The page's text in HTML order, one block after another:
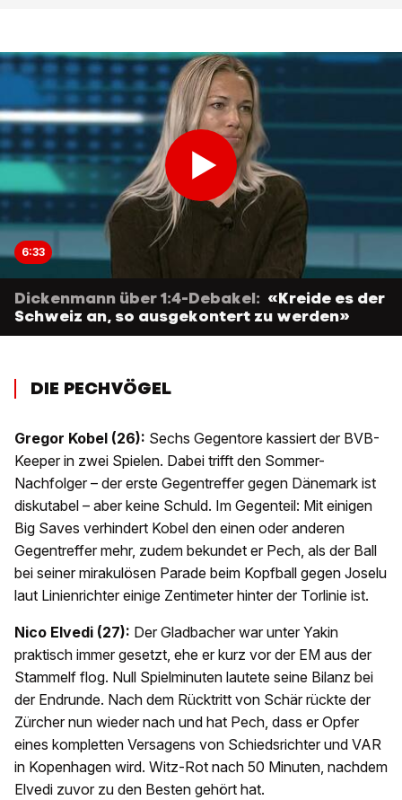
6:33
Dickenmann über 1:4-Debakel: «Kreide es der
Schweiz an, so ausgekontert zu werden»
DIE PECHVÖGEL
Gregor Kobel (26): Sechs Gegentore kassiert der BVB-
Keeper in zwei Spielen. Dabei trifft den Sommer-
Nachfolger – der erste Gegentreffer gegen Dänemark ist
diskutabel – aber keine Schuld. Im Gegenteil: Mit einigen
Big Saves verhindert Kobel den einen oder anderen
Gegentreffer mehr, zudem bekundet er Pech, als der Ball
bei seiner mirakulösen Parade beim Kopfball gegen Joselu
laut Linienrichter einige Zentimeter hinter der Torlinie ist.
Nico Elvedi (27): Der Gladbacher war unter Yakin
praktisch immer gesetzt, ehe er kurz vor der EM aus der
Stammelf flog. Null Spielminuten lautete seine Bilanz bei
der Endrunde. Nach dem Rücktritt von Schär rückte der
Zürcher nun wieder nach und hat Pech, dass er Opfer
eines kompletten Versagens von Schiedsrichter und VAR
in Kopenhagen wird. Witz-Rot nach 50 Minuten, nachdem
Elvedi zuvor zu den Besten gehört hat.